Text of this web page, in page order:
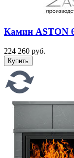
Камин ASTON
224 260 руб.